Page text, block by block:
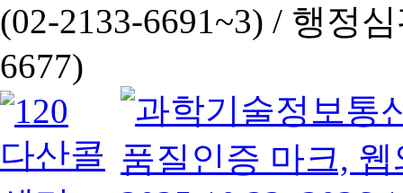
(02-2133-6691~3) / 행정심
6677)